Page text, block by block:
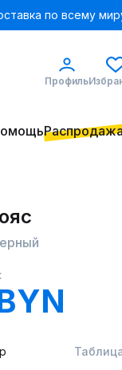
по всему
Профиль